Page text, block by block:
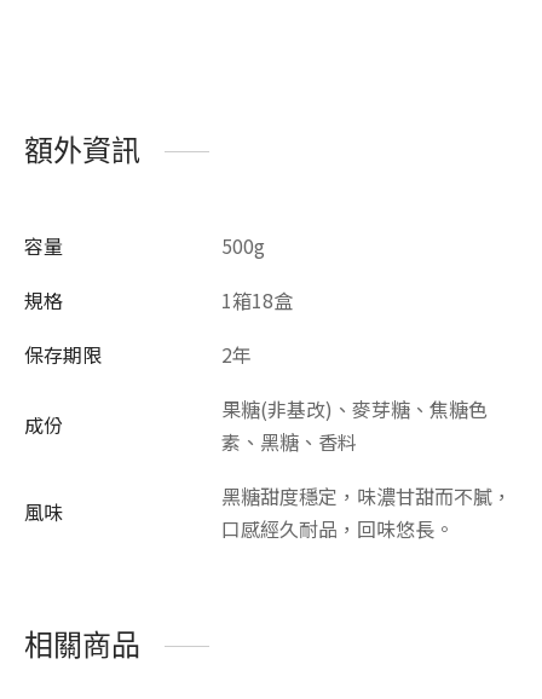
額外資訊
容量
500g
規格
1箱18盒
保存期限
2年
成份
果糖(非基改)、麥芽糖、焦糖色
素、黑糖、香料
風味
黑糖甜度穩定，味濃甘甜而不膩，
口感經久耐品，回味悠長。
相關商品